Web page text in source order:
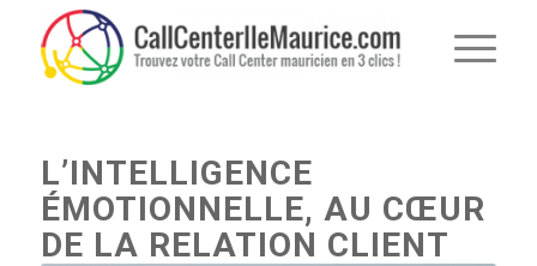
L’INTELLIGENCE
ÉMOTIONNELLE, AU CŒUR
DE LA RELATION CLIENT